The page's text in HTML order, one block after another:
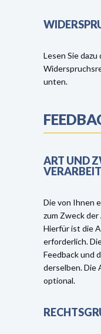
Lesen Sie
unten.
ART UND
Die von Ihnen
zum Zweck
Hierfür ist die
erforderlich.
Feedback und
derselben. Die
optional.